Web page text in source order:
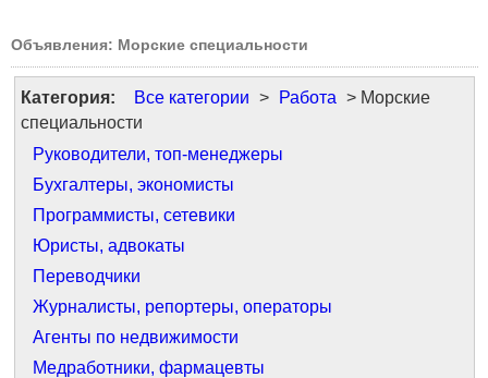
Объявления: Морские специальности
Категория: Все категории > Работа > Морские
специальности
Руководители, топ-менеджеры
Бухгалтеры, экономисты
Программисты, сетевики
Юристы, адвокаты
Переводчики
Журналисты, репортеры, операторы
Агенты по недвижимости
Медработники, фармацевты